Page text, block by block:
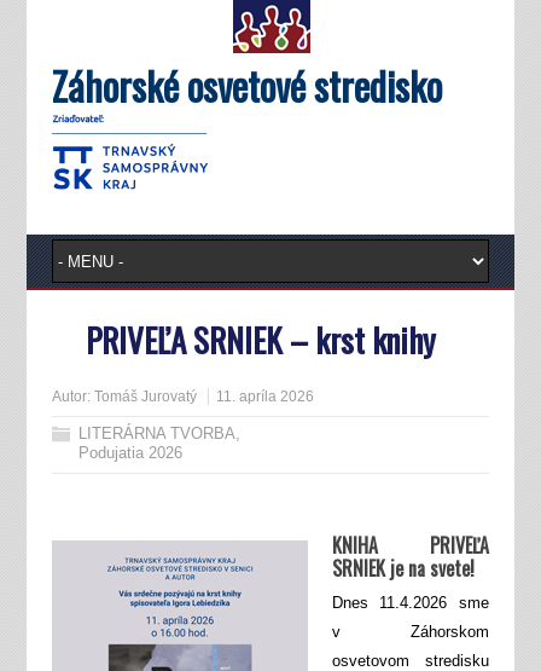
Záhorské osvetové stredisko
PRIVEĽA SRNIEK – krst knihy
Autor: Tomáš Jurovatý 11. apríla 2026
LITERÁRNA TVORBA,
Podujatia 2026
KNIHA PRIVEĽA
SRNIEK je na svete!
Dnes 11.4.2026 sme
v Záhorskom
osvetovom stredisku